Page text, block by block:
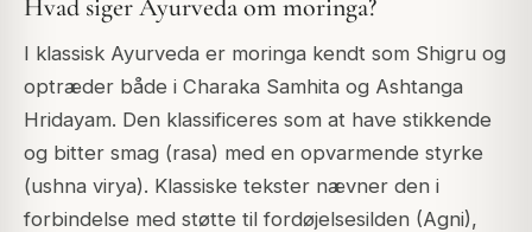
Hvad siger Ayurveda om moringa?
I klassisk Ayurveda er moringa kendt som Shigru og
optræder både i Charaka Samhita og Ashtanga
Hridayam. Den klassificeres som at have stikkende
og bitter smag (rasa) med en opvarmende styrke
(ushna virya). Klassiske tekster nævner den i
forbindelse med støtte til fordøjelsesilden (Agni),